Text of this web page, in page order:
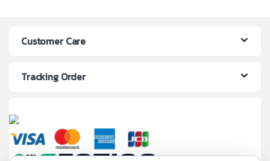
Customer Care
Tracking Order